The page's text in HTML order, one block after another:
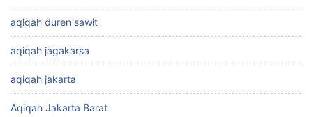
aqiqah duren sawit
aqiqah jagakarsa
aqiqah jakarta
Aqiqah Jakarta Barat